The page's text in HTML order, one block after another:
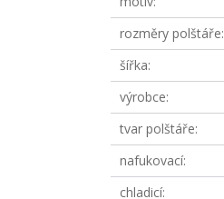
rozměry polštáře
šířka
výrobce
tvar polštáře
nafukovací
chladicí